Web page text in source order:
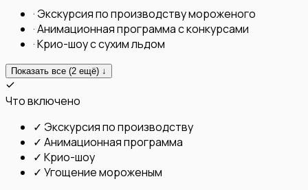
· Экскурсия по производству мороженого
·Анимационная программа с конкурсами
·Крио-шоу с сухим льдом
Показать все (2 ещё) ↓
Что включено
✓ Экскурсия по производству
✓ Анимационная программа
✓ Крио-шоу
✓ Угощение мороженым